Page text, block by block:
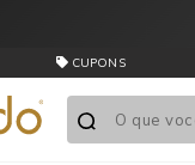
CUPONS